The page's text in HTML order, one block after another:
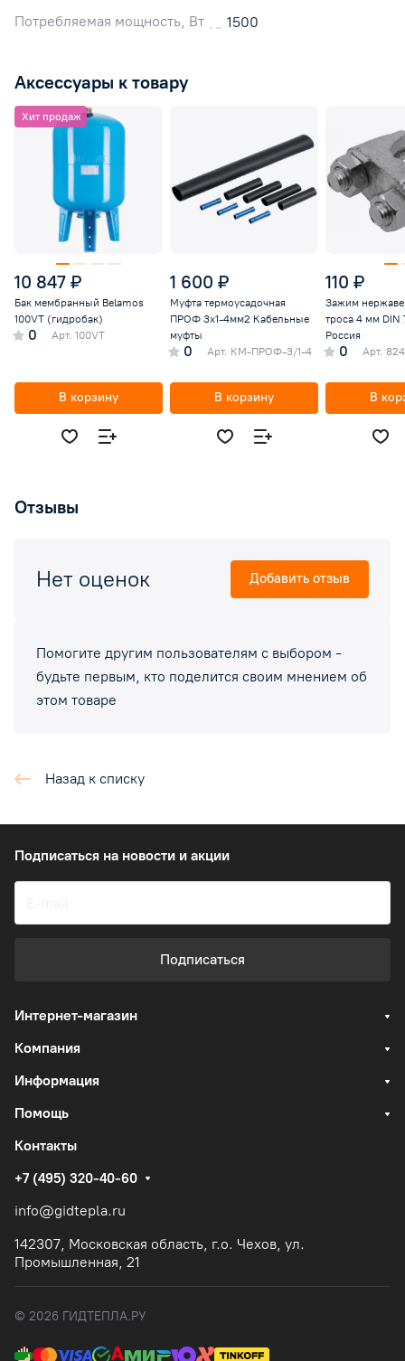
Потребляемая мощность, Вт
1500
Аксессуары к товару
Хит продаж
10 847 ₽
Бак мембранный Belamos
100VT (гидробак)
0 Арт. 100VT
В корзину
1 600 ₽
Муфта термоусадочная
ПРОФ 3х1-4мм2 Кабельные
муфты
0 Арт. КМ-ПРОФ-3/1-4
В корзину
110 ₽
Зажим
троса 4 мм DIN
Россия
0 Арт.
В
Отзывы
Помогите другим пользователям с выбором -
будьте первым, кто поделится своим мнением об
этом товаре
Нет оценок Добавить отзыв
Назад к списку
Подписаться на новости и акции
Подписаться
Интернет-магазин
Компания
Информация
Помощь
Контакты
+7 (495) 320-40-60
info@gidtepla.ru
142307, Московская область, г.о. Чехов, ул.
Промышленная, 21
© 2026 ГИДТЕПЛА.РУ